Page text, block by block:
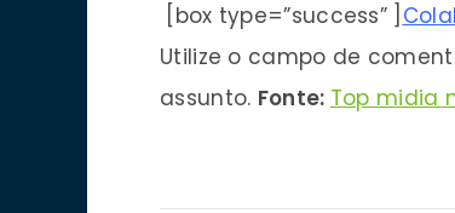
[box type=”success” ]
Utilize o campo de
assunto. Fonte: Top midia